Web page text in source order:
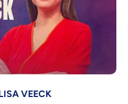
VEECK